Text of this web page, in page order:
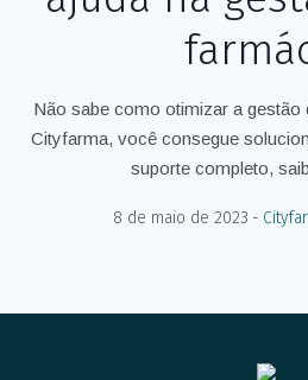
Não sabe como otimizar a
Cityfarma, você consegue
suporte completo,
8 de maio de 2023